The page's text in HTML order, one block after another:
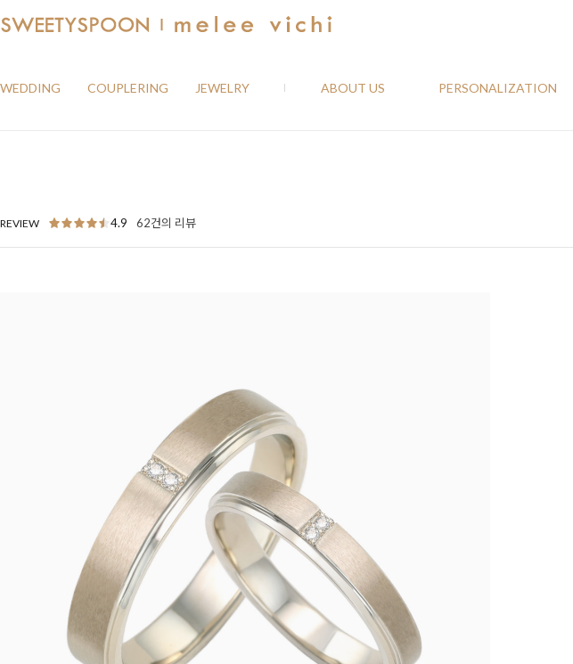
WEDDING COUPLERING JEWELRY ABOUT US PERSONALIZATION
REVIEW 4.9 62건의 리뷰